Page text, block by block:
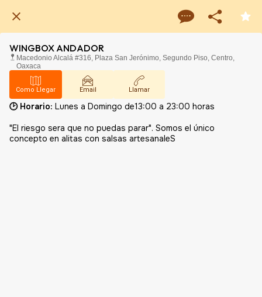
WINGBOX ANDADOR
Macedonio Alcalá #316, Plaza San Jerónimo, Segundo Piso, Centro,
Oaxaca
Como Llegar Email Llamar
🕑 Horario: Lunes a Domingo de13:00 a 23:00 horas
"El riesgo sera que no puedas parar". Somos el único
concepto en alitas con salsas artesanaleS